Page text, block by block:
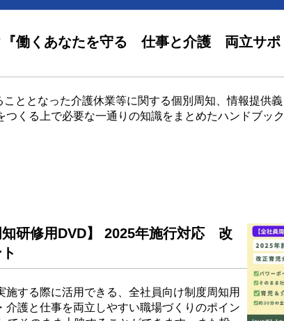
『働くあなたを守る 仕事と介護 両立サポ
ととなった介護休業等に関する個別周知、情報提供義
くる上で必要な一通りの知識をまとめたハンドブック
研修用DVD】 2025年施行対応 改
する際に活用できる、全社員向け制度周知用
護と仕事を両立しやすい職場づくりのポイン